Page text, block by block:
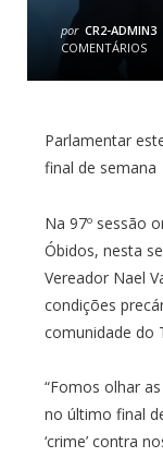
por CR2-ADMIN3
COMENTÁRIOS
Parlamentar
final de semana
Na 97º sessão
Óbidos, nesta
Vereador Nael
condições
comunidade do
“Fomos olhar
no último final
‘crime’ contra